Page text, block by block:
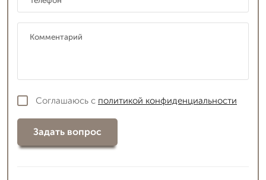
Соглашаюсь с политикой конфиденциальности
Задать вопрос